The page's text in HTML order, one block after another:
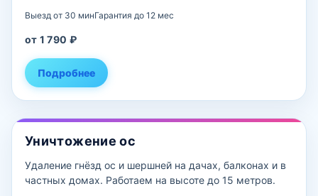
Выезд от 30 минГарантия до 12 мес
от 1 790 ₽
Подробнее
Уничтожение ос
Удаление гнёзд ос и шершней на дачах, балконах и в
частных домах. Работаем на высоте до 15 метров.